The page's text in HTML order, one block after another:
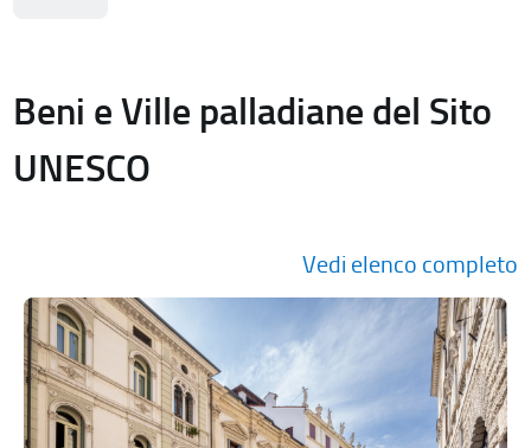
Beni e Ville palladiane del Sito
UNESCO
Vedi elenco completo